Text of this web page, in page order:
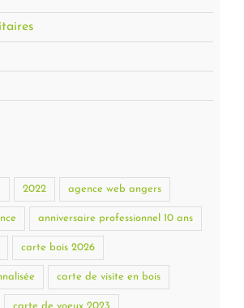
2022 agence web angers
anniversaire professionnel 10 ans
carte bois 2026
carte de visite en bois
carte de voeux 2023